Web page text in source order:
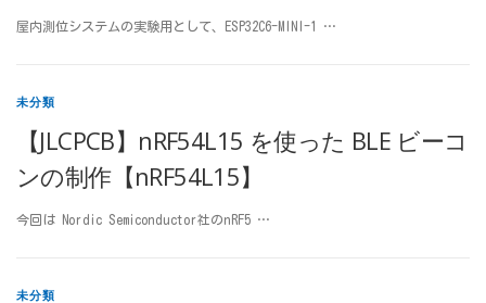
屋内測位システムの実験用として、ESP32C6-MINI-1 …
未分類
【JLCPCB】nRF54L15 を使った BLE ビーコ
ンの制作【nRF54L15】
今回は Nordic Semiconductor社のnRF5 …
未分類